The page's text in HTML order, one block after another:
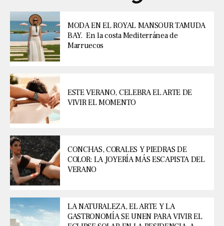
MODA EN EL ROYAL MANSOUR TAMUDA
BAY. En la costa Mediterránea de
Marruecos
ESTE VERANO, CELEBRA EL ARTE DE
VIVIR EL MOMENTO
CONCHAS, CORALES Y PIEDRAS DE
COLOR: LA JOYERÍA MÁS ESCAPISTA DEL
VERANO
LA NATURALEZA, EL ARTE Y LA
GASTRONOMÍA SE UNEN PARA VIVIR EL